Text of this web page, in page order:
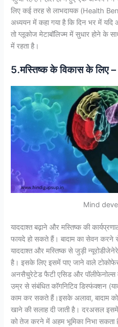
लिए कई तरह से लाभदायक (Health
अध्ययन में कहा गया है कि दिन भर में यदि
तो ग्लूकोज मेटाबॉलिज्म में सुधार होने के
में रहता है।
5.मस्तिष्क के विकास के
Mind
याददाश्त बढ़ाने और मस्तिष्क की
फायदे हो सकते हैं। बादाम का सेवन करने
याददाश्त और मस्तिष्क से जुड़ी
है। इसके लिए इसमें पाए जाने वाले
अनसैचुरेटेड फैटी एसिड और पॉलीफेनोल्स
उम्र से संबंधित कॉगनिटिव डिस्फंक्शन
काम कर सकते हैं।इसके अलावा, बादाम
खाने की सलाह दी जाती है। दरअसल इसमें
को तेज करने में अहम भूमिका निभा सकता